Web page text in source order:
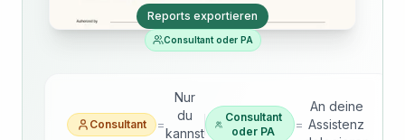
Reports exportieren
Consultant oder PA
Consultant =
Nur
du
kannst
Consultant
oder PA
=
An deine
Assistenz